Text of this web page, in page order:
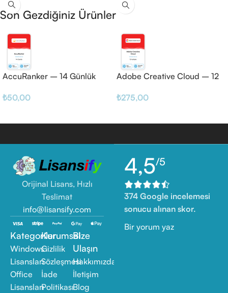
Son Gezdiğiniz Ürünler
AccuRanker – 14 Günlük
₺50,00
Adobe Creative Cloud – 12
₺275,00
Orijinal Lisans, Hızlı
Teslimat
info@lisansify.com
Kategoriler
Windows
Lisansları
Office
Lisansları
Kurumsal
Gizlilik
Sözleşmesi
İade
Politikası
Bize
Ulaşın
Hakkımızda
İletişim
Blog
4,5/5
374 Google incelemesi
sonucu alınan skor.
Bir yorum yaz